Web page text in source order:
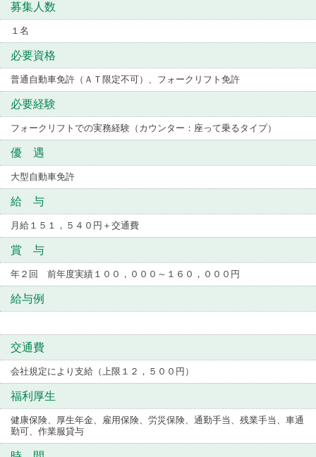
募集人数
１名
必要資格
普通自動車免許（ＡＴ限定不可）、フォークリフト免許
必要経験
フォークリフトでの実務経験（カウンター：座って乗るタイプ）
優 遇
大型自動車免許
給 与
月給１５１，５４０円＋交通費
賞 与
年２回 前年度実績１００，０００～１６０，０００円
給与例
交通費
会社規定により支給（上限１２，５００円）
福利厚生
健康保険、厚生年金、雇用保険、労災保険、通勤手当、残業手当、車通
勤可、作業服貸与